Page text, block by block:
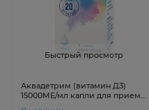
Быстрый просмотр
Аквадетрим (витамин Д3)
15000МЕ/мл капли для приема